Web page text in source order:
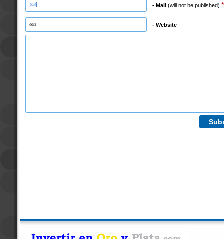
- Mail (will not be published) *
- Website